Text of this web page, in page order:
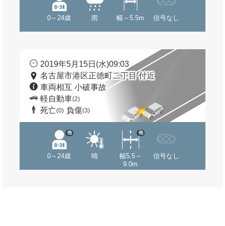
0～24歳 雨 幅～5.5m 信号なし
2019年5月15日(水)09:03
名古屋市港区正徳町二丁目 付近
車両相互 小破事故
軽自動車(2)
死亡(0) 負傷(3)
0～24歳
他
晴
幅5.5～
9.0m
他
信号なし